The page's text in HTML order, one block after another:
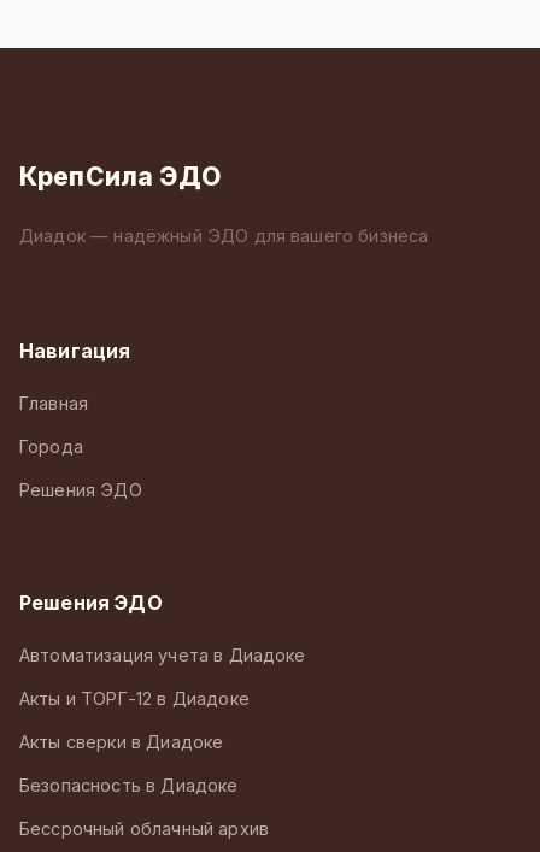
КрепСила ЭДО
Диадок — надёжный ЭДО для вашего бизнеса
Навигация
Главная
Города
Решения ЭДО
Решения ЭДО
Автоматизация учета в Диадоке
Акты и ТОРГ-12 в Диадоке
Акты сверки в Диадоке
Безопасность в Диадоке
Бессрочный облачный архив